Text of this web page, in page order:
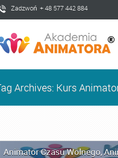
Zadzwoń + 48 577 442 884
Archives: Kurs
Animator Czasu Wolnego,